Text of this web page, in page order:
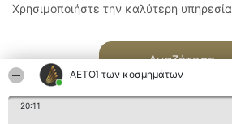
ΑΕΤΟΊ των κοσμημάτων
20:11
Χρησιμοποιήστε την καλύτερη υπηρεσία
Αναζήτηση